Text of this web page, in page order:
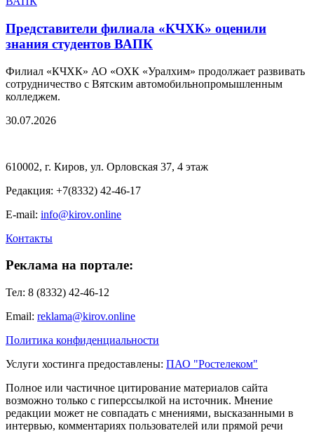
Представители филиала «КЧХК» оценили
знания студентов ВАПК
Филиал «КЧХК» АО «ОХК «Уралхим» продолжает развивать
сотрудничество с Вятским автомобильнопромышленным
колледжем.
30.07.2026
610002, г. Киров, ул. Орловская 37, 4 этаж
Редакция: +7(8332) 42-46-17
E-mail: info@kirov.online
Контакты
Реклама на портале:
Тел: 8 (8332) 42-46-12
Email: reklama@kirov.online
Политика конфиденциальности
Услуги хостинга предоставлены: ПАО "Ростелеком"
Полное или частичное цитирование материалов сайта
возможно только с гиперссылкой на источник. Мнение
редакции может не совпадать с мнениями, высказанными в
интервью, комментариях пользователей или прямой речи